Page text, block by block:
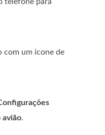
telefone para
com um ícone de
avião.